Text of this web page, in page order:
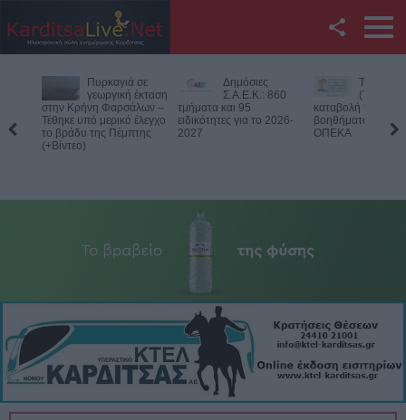
Twitter
YouTube
RSS
Επικοινωνία με το
Δημόσιες
Σ.Α.Ε.Κ.: 860
τμήματα και 95
ειδικότητες για το 2026-
2027
Την Παρασκευή
(7/8) η δεύτερη
καταβολή του
βοηθήματος του ΛΑΕ-
ΟΠΕΚΑ
Νεκρός
αγροτική
περιοχή του
Πιθανό